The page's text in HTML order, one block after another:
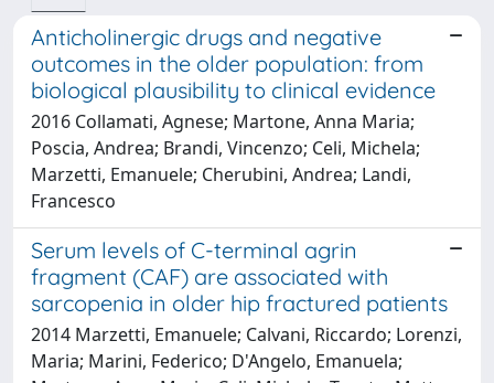
Anticholinergic drugs and negative
outcomes in the older population: from
biological plausibility to clinical evidence
2016 Collamati, Agnese; Martone, Anna Maria;
Poscia, Andrea; Brandi, Vincenzo; Celi, Michela;
Marzetti, Emanuele; Cherubini, Andrea; Landi,
Francesco
Serum levels of C-terminal agrin
fragment (CAF) are associated with
sarcopenia in older hip fractured patients
2014 Marzetti, Emanuele; Calvani, Riccardo; Lorenzi,
Maria; Marini, Federico; D'Angelo, Emanuela;